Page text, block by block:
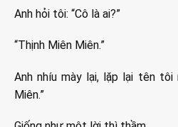
Anh hỏi tôi: “Cô là ai?”
“Thịnh Miên Miên.”
Anh nhíu mày lại, lặp lại tên tôi
Miên.”